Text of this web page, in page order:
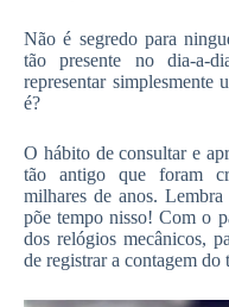
Não é segredo para
tão presente no dia-a-
representar
é?
O hábito de consultar e
tão antigo que foram
milhares de anos.
põe tempo nisso! Com o
dos relógios mecânicos,
de registrar a contagem do